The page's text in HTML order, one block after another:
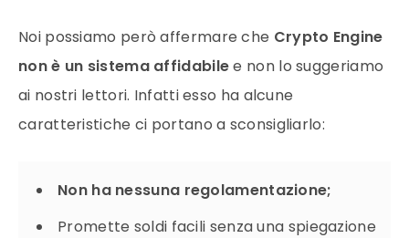
Noi possiamo però affermare che Crypto Engine
non è un sistema affidabilee non lo suggeriamo
ai nostri lettori. Infatti esso ha alcune
caratteristiche ci portano a sconsigliarlo:
Non ha nessuna regolamentazione;
Promette soldi facili senza una spiegazione